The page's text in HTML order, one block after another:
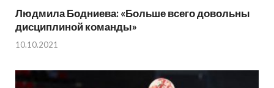
Людмила Бодниева: «Больше всего довольны
дисциплиной команды»
10.10.2021